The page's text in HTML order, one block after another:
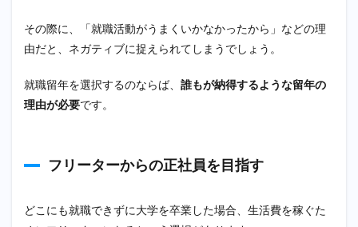
その際に、「就職活動がうまくいかなかったから」などの理
由だと、ネガティブに捉えられてしまうでしょう。
就職留年を選択するのならば、 誰もが納得するような留年の
理由が必要です。
フリーターからの正社員を目指す
どこにも就職できずに大学を卒業した場合、生活費を稼ぐた